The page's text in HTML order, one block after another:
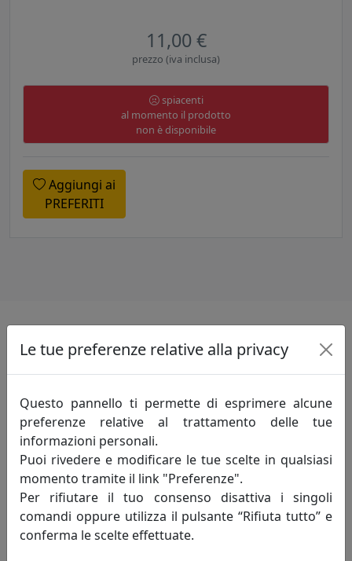
11,00 €
prezzo (iva inclusa)
spiacenti
al momento il prodotto
non è disponibile
Aggiungi ai
PREFERITI
Informazioni sul brand
i principi fondamentali che incarnano lo
spirito della mauro ferretti che da oltre
trent'anni, attraverso le evoluzioni del
mercato, opera alla ricerca di un costante
miglioramento degli articoli proposti e del servizio
offerto al fine di soddisfare pienamente le esigenze di
ogni cliente.
Le tue preferenze relative alla privacy
Questo pannello ti permette di esprimere alcune
preferenze relative al trattamento delle tue
informazioni personali.
Puoi rivedere e modificare le tue scelte in qualsiasi
momento tramite il link "Preferenze".
Per rifiutare il tuo consenso disattiva i singoli
comandi oppure utilizza il pulsante “Rifiuta tutto” e
conferma le scelte effettuate.